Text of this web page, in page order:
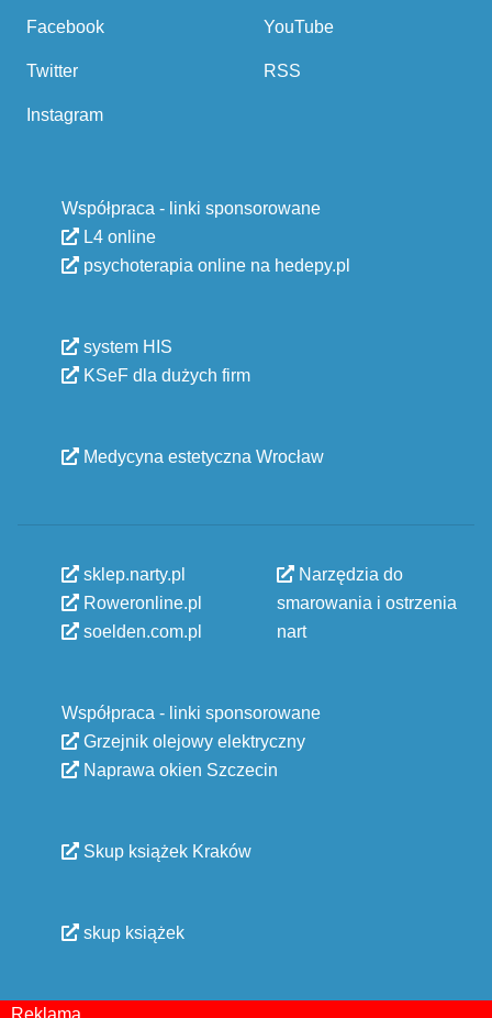
Facebook
Twitter
Instagram
YouTube
RSS
Współpraca - linki sponsorowane
L4 online
psychoterapia online na hedepy.pl
system HIS
KSeF dla dużych firm
Medycyna estetyczna Wrocław
sklep.narty.pl
Roweronline.pl
soelden.com.pl
Narzędzia do
smarowania i ostrzenia
nart
Współpraca - linki sponsorowane
Grzejnik olejowy elektryczny
Naprawa okien Szczecin
Skup książek Kraków
skup książek
Reklama